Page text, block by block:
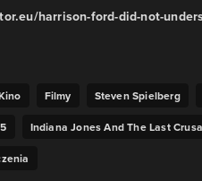
harrison-ford-did-not-
Filmy Steven Spielberg
Indiana Jones And The Last